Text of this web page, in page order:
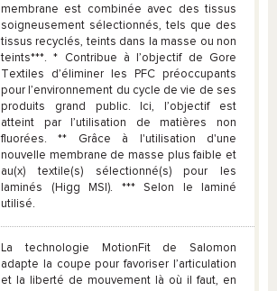
membrane est combinée avec des tissus
soigneusement sélectionnés, tels que des
tissus recyclés, teints dans la masse ou non
teints***. * Contribue à l’objectif de Gore
Textiles d’éliminer les PFC préoccupants
pour l’environnement du cycle de vie de ses
produits grand public. Ici, l’objectif est
atteint par l’utilisation de matières non
fluorées. ** Grâce à l'utilisation d'une
nouvelle membrane de masse plus faible et
au(x) textile(s) sélectionné(s) pour les
laminés (Higg MSI). *** Selon le laminé
utilisé.
La technologie MotionFit de Salomon
adapte la coupe pour favoriser l’articulation
et la liberté de mouvement là où il faut, en